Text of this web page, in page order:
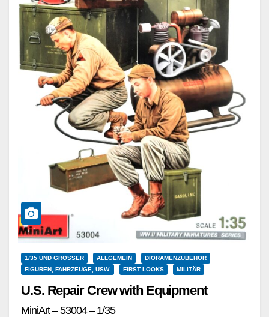
1/35 UND GRÖSSER ALLGEMEIN
DIORAMENZUBEHÖR
FIGUREN, FAHRZEUGE, USW.
FIRST LOOKS MILITÄR
U.S. Repair Crew with Equipment
MiniArt – 53004 – 1/35